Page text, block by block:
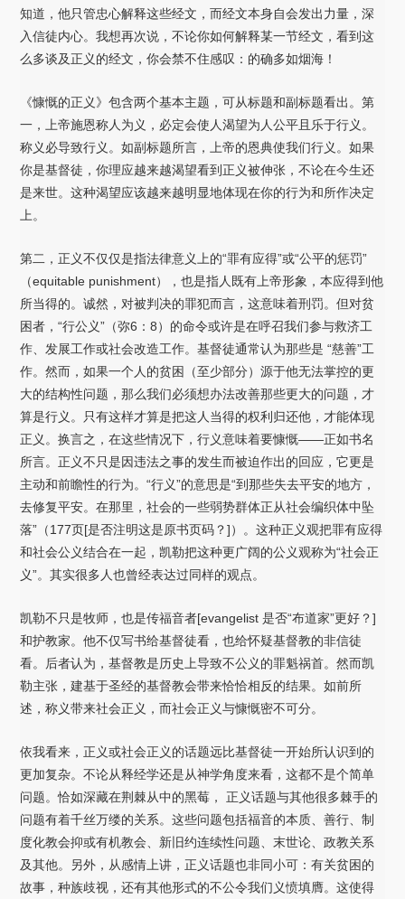
知道，他只管忠心解释这些经文，而经文本身自会发出力量，深
入信徒内心。我想再次说，不论你如何解释某一节经文，看到这
么多谈及正义的经文，你会禁不住感叹：的确多如烟海！
《慷慨的正义》包含两个基本主题，可从标题和副标题看出。第
一，上帝施恩称人为义，必定会使人渴望为人公平且乐于行义。
称义必导致行义。如副标题所言，上帝的恩典使我们行义。如果
你是基督徒，你理应越来越渴望看到正义被伸张，不论在今生还
是来世。这种渴望应该越来越明显地体现在你的行为和所作决定
上。
第二，正义不仅仅是指法律意义上的“罪有应得”或“公平的惩罚”
（equitable punishment），也是指人既有上帝形象，本应得到他
所当得的。诚然，对被判决的罪犯而言，这意味着刑罚。但对贫
困者，“行公义”（弥6：8）的命令或许是在呼召我们参与救济工
作、发展工作或社会改造工作。基督徒通常认为那些是 “慈善”工
作。然而，如果一个人的贫困（至少部分）源于他无法掌控的更
大的结构性问题，那么我们必须想办法改善那些更大的问题，才
算是行义。只有这样才算是把这人当得的权利归还他，才能体现
正义。换言之，在这些情况下，行义意味着要慷慨——正如书名
所言。正义不只是因违法之事的发生而被迫作出的回应，它更是
主动和前瞻性的行为。“行义”的意思是“到那些失去平安的地方，
去修复平安。在那里，社会的一些弱势群体正从社会编织体中坠
落”（177页[是否注明这是原书页码？]）。这种正义观把罪有应得
和社会公义结合在一起，凯勒把这种更广阔的公义观称为“社会正
义”。其实很多人也曾经表达过同样的观点。
凯勒不只是牧师，也是传福音者[evangelist 是否“布道家”更好？]
和护教家。他不仅写书给基督徒看，也给怀疑基督教的非信徒
看。后者认为，基督教是历史上导致不公义的罪魁祸首。然而凯
勒主张，建基于圣经的基督教会带来恰恰相反的结果。如前所
述，称义带来社会正义，而社会正义与慷慨密不可分。
依我看来，正义或社会正义的话题远比基督徒一开始所认识到的
更加复杂。不论从释经学还是从神学角度来看，这都不是个简单
问题。恰如深藏在荆棘从中的黑莓， 正义话题与其他很多棘手的
问题有着千丝万缕的关系。这些问题包括福音的本质、善行、制
度化教会抑或有机教会、新旧约连续性问题、末世论、政教关系
及其他。另外，从感情上讲，正义话题也非同小可：有关贫困的
故事，种族歧视，还有其他形式的不公令我们义愤填膺。这使得